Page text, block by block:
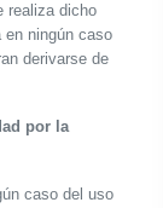
realiza dicho
en ningún caso
derivarse de
por la
caso del uso